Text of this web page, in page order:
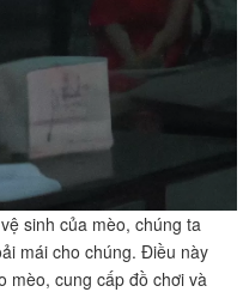
sinh của mèo, chúng ta
mái cho chúng. Điều này
mèo, cung cấp đồ chơi và